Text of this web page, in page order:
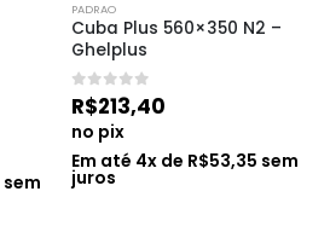
sem
PADRAO
Cuba Plus 560×350 N2 –
Ghelplus
0de 5
R$213,40
no pix
Em até 4x de R$53,35 sem
juros